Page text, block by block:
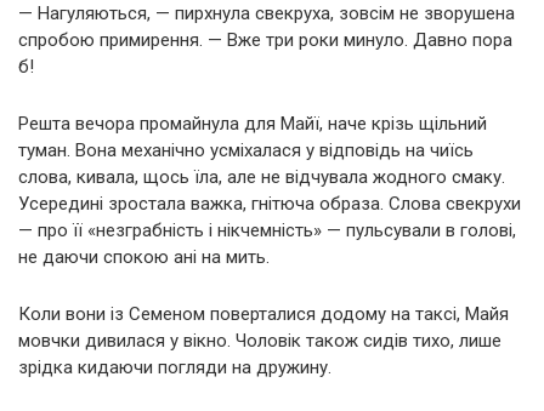
— Нагуляються, — пирхнула свекруха, зовсім не зворушена
спробою примирення. — Вже три роки минуло. Давно пора
б!
Решта вечора промайнула для Майї, наче крізь щільний
туман. Вона механічно усміхалася у відповідь на чиїсь
слова, кивала, щось їла, але не відчувала жодного смаку.
Усередині зростала важка, гнітюча образа. Слова свекрухи
— про її «незграбність і нікчемність» — пульсували в голові,
не даючи спокою ані на мить.
Коли вони із Семеном поверталися додому на таксі, Майя
мовчки дивилася у вікно. Чоловік також сидів тихо, лише
зрідка кидаючи погляди на дружину.